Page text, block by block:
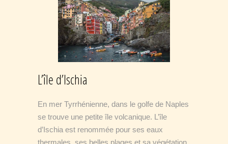
L’île d’Ischia
En mer Tyrrhénienne, dans le golfe de Naples
se trouve une petite île volcanique. L’île
d’Ischia est renommée pour ses eaux
thermales, ses belles plages et sa végétation